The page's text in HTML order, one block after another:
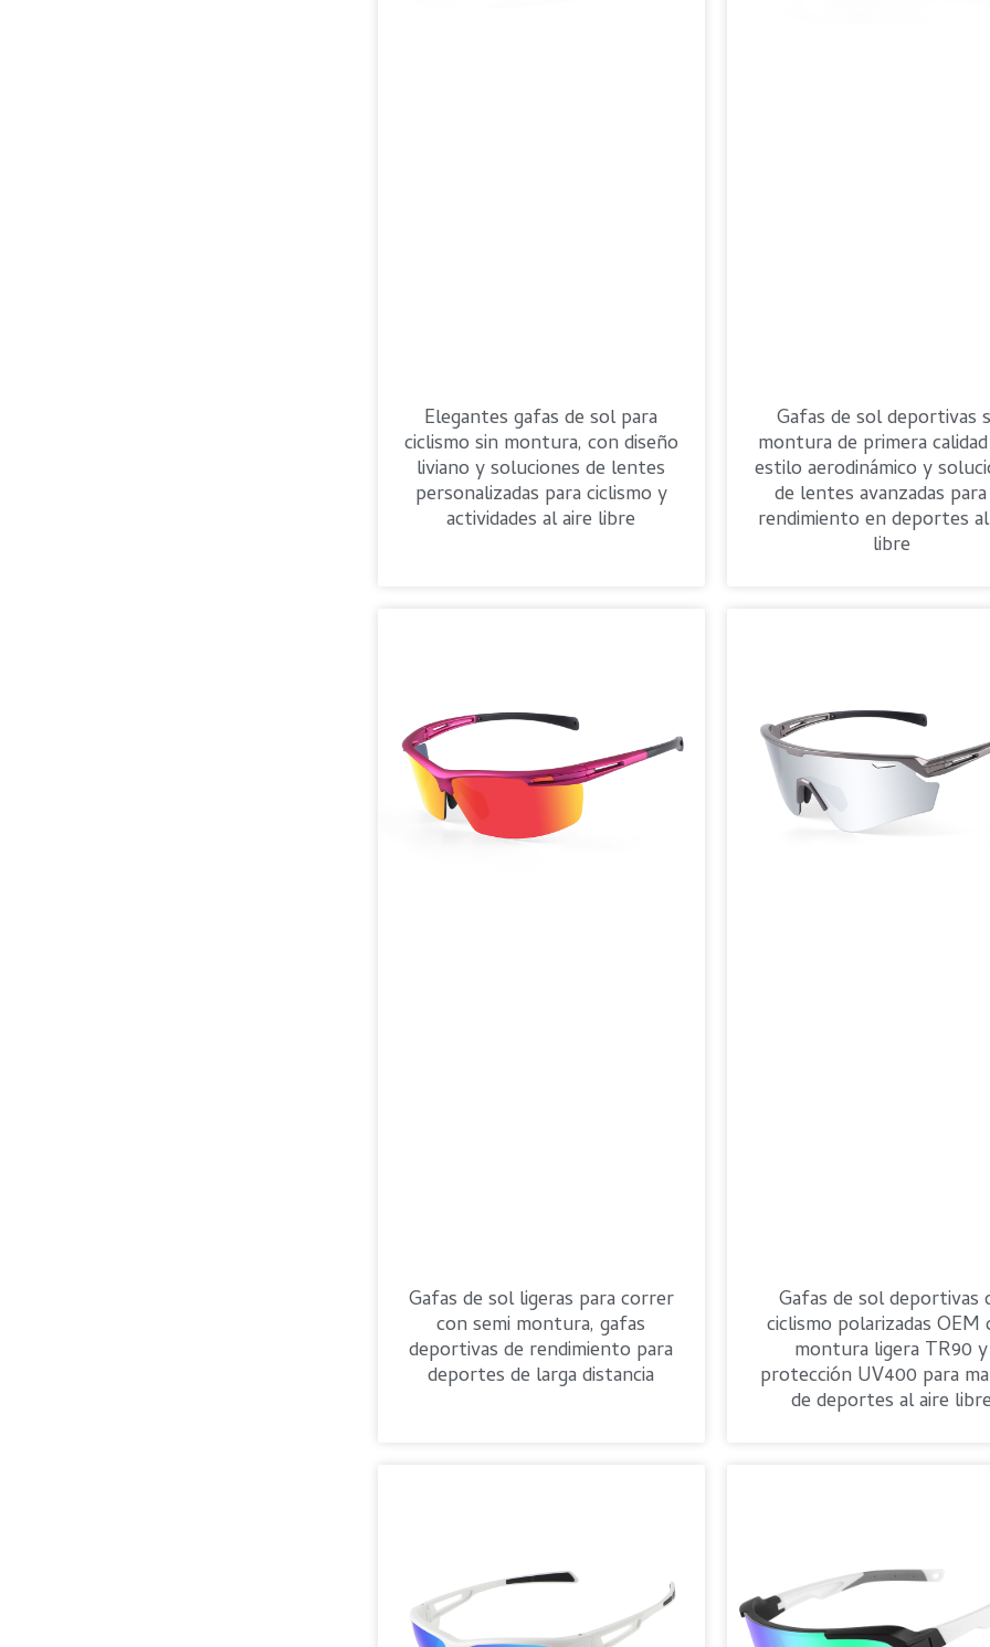
Elegantes gafas de sol para
ciclismo sin montura, con diseño
liviano y soluciones de lentes
personalizadas para ciclismo y
actividades al aire libre
Gafas de sol deportivas
montura de primera
estilo aerodinámico y
de lentes avanzadas
rendimiento en deportes
libre
Gafas de sol ligeras para correr
con semi montura, gafas
deportivas de rendimiento para
deportes de larga distancia
Gafas de sol deportivas
ciclismo polarizadas OEM
montura ligera TR90 y
protección UV400 para
de deportes al aire